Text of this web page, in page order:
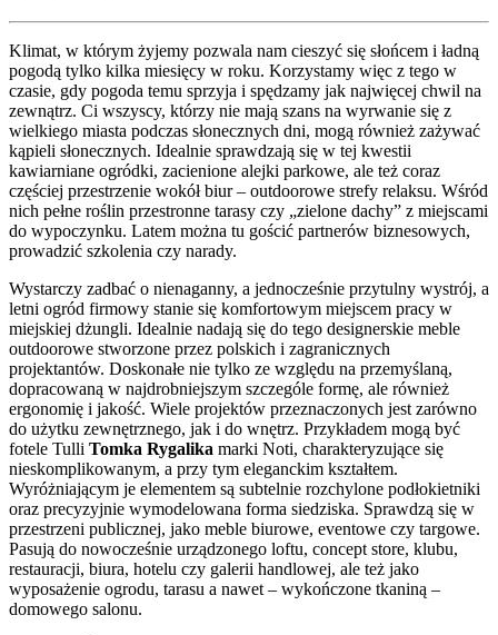
Klimat, w którym żyjemy pozwala nam cieszyć się słońcem i ładną
pogodą tylko kilka miesięcy w roku. Korzystamy więc z tego w
czasie, gdy pogoda temu sprzyja i spędzamy jak najwięcej chwil na
zewnątrz. Ci wszyscy, którzy nie mają szans na wyrwanie się z
wielkiego miasta podczas słonecznych dni, mogą również zażywać
kąpieli słonecznych. Idealnie sprawdzają się w tej kwestii
kawiarniane ogródki, zacienione alejki parkowe, ale też coraz
częściej przestrzenie wokół biur – outdoorowe strefy relaksu. Wśród
nich pełne roślin przestronne tarasy czy „zielone dachy” z miejscami
do wypoczynku. Latem można tu gościć partnerów biznesowych,
prowadzić szkolenia czy narady.
Wystarczy zadbać o nienaganny, a jednocześnie przytulny wystrój, a
letni ogród firmowy stanie się komfortowym miejscem pracy w
miejskiej dżungli. Idealnie nadają się do tego designerskie meble
outdoorowe stworzone przez polskich i zagranicznych
projektantów. Doskonałe nie tylko ze względu na przemyślaną,
dopracowaną w najdrobniejszym szczególe formę, ale również
ergonomię i jakość. Wiele projektów przeznaczonych jest zarówno
do użytku zewnętrznego, jak i do wnętrz. Przykładem mogą być
fotele Tulli Tomka Rygalika marki Noti, charakteryzujące się
nieskomplikowanym, a przy tym eleganckim kształtem.
Wyróżniającym je elementem są subtelnie rozchylone podłokietniki
oraz precyzyjnie wymodelowana forma siedziska. Sprawdzą się w
przestrzeni publicznej, jako meble biurowe, eventowe czy targowe.
Pasują do nowocześnie urządzonego loftu, concept store, klubu,
restauracji, biura, hotelu czy galerii handlowej, ale też jako
wyposażenie ogrodu, tarasu a nawet – wykończone tkaniną –
domowego salonu.